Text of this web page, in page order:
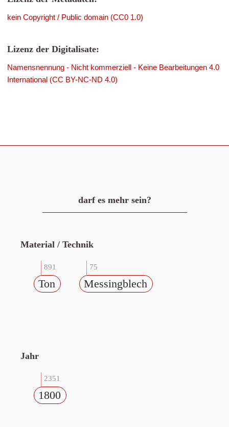
kein Copyright / Public domain (CC0 1.0)
Lizenz der Digitalisate:
Namensnennung - Nicht kommerziell - Keine Bearbeitungen 4.0
International (CC BY-NC-ND 4.0)
darf es mehr sein?
Material / Technik
891
Ton
75
Messingblech
Jahr
2351
1800